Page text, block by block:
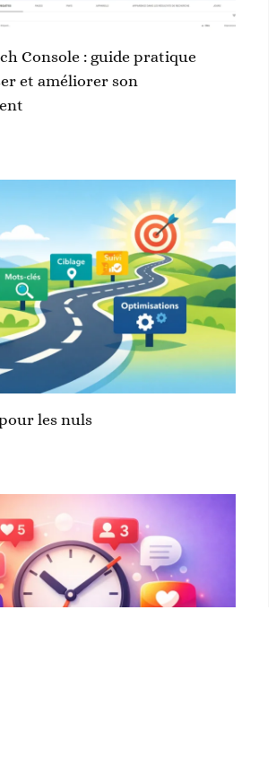
Console : guide pratique
et améliorer son
les nuls